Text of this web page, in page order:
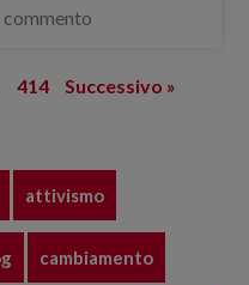
commento
414 Successivo »
attivismo
cambiamento